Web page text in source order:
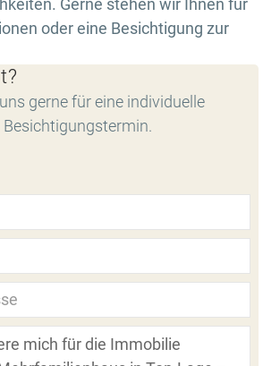
Gerne stehen wir Ihnen für
oder eine Besichtigung zur
gerne für eine individuelle
Besichtigungstermin.